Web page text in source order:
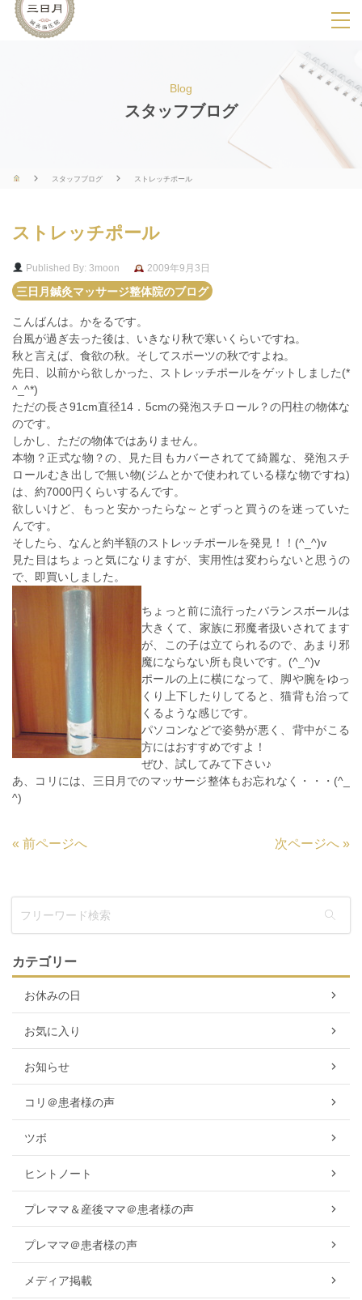
SPメニ
ー
展
用
ボ
Blog
スタッフブログ
スタッフブログ ストレッチポール
ストレッチポール
Published By: 3moon
2009年9月3日
三日月鍼灸マッサージ整体院のブログ
こんばんは。かをるです。
台風が過ぎ去った後は、いきなり秋で寒いくらいですね。
秋と言えば、食欲の秋。そしてスポーツの秋ですよね。
先日、以前から欲しかった、ストレッチポールをゲットしました(*
^_^*)
ただの長さ91cm直径14．5cmの発泡スチロール？の円柱の物体な
のです。
しかし、ただの物体ではありません。
本物？正式な物？の、見た目もカバーされてて綺麗な、発泡スチ
ロールむき出しで無い物(ジムとかで使われている様な物ですね)
は、約7000円くらいするんです。
欲しいけど、もっと安かったらな～とずっと買うのを迷っていた
んです。
そしたら、なんと約半額のストレッチポールを発見！！(^_^)v
見た目はちょっと気になりますが、実用性は変わらないと思うの
で、即買いしました。
ちょっと前に流行ったバランスボールは
大きくて、家族に邪魔者扱いされてます
が、この子は立てられるので、あまり邪
魔にならない所も良いです。(^_^)v
ポールの上に横になって、脚や腕をゆっ
くり上下したりしてると、猫背も治って
くるような感じです。
パソコンなどで姿勢が悪く、背中がこる
方にはおすすめですよ！
ぜひ、試してみて下さい♪
あ、コリには、三日月でのマッサージ整体もお忘れなく・・・(^_
^)
« 前ページへ 次ページへ »
カテゴリー
お休みの日
お気に入り
お知らせ
コリ＠患者様の声
ツボ
ヒントノート
プレママ＆産後ママ＠患者様の声
プレママ＠患者様の声
メディア掲載